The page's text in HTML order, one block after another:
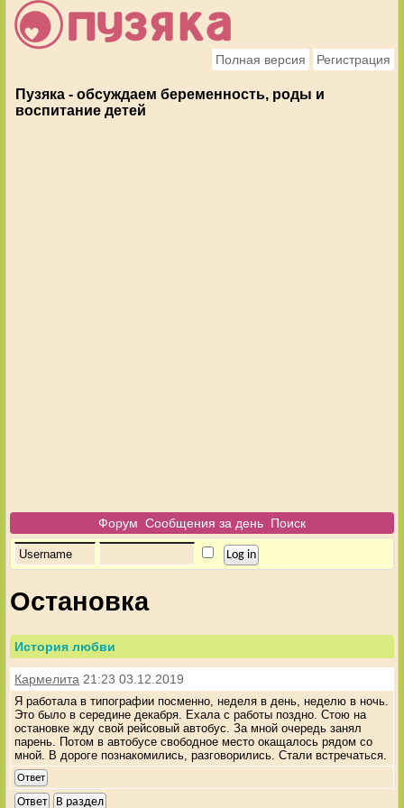
Полная версия Регистрация
Пузяка - обсуждаем беременность, роды и
воспитание детей
Форум Сообщения за день Поиск
Остановка
История любви
Кармелита 21:23 03.12.2019
Я работала в типографии посменно, неделя в день, неделю в ночь.
Это было в середине декабря. Ехала с работы поздно. Стою на
остановке жду свой рейсовый автобус. За мной очередь занял
парень. Потом в автобусе свободное место окащалось рядом со
мной. В дороге познакомились, разговорились. Стали встречаться.
Ответ
Ответ В раздел